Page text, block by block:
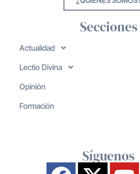
Secciones
Actualidad
Lectio Divina
Opinión
Formación
Síguenos